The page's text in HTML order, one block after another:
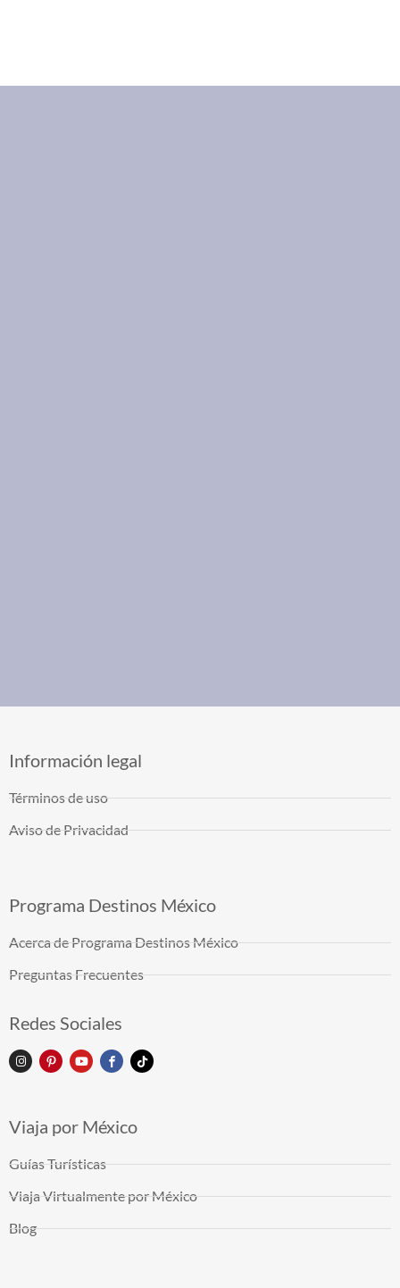
Información legal
Términos de uso
Aviso de Privacidad
Programa Destinos México
Acerca de Programa Destinos México
Preguntas Frecuentes
Redes Sociales
Viaja por México
Guías Turísticas
Viaja Virtualmente por México
Blog